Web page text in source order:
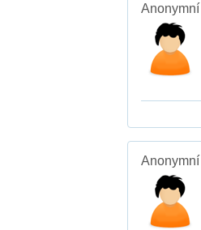
Anonymní
Anonymní